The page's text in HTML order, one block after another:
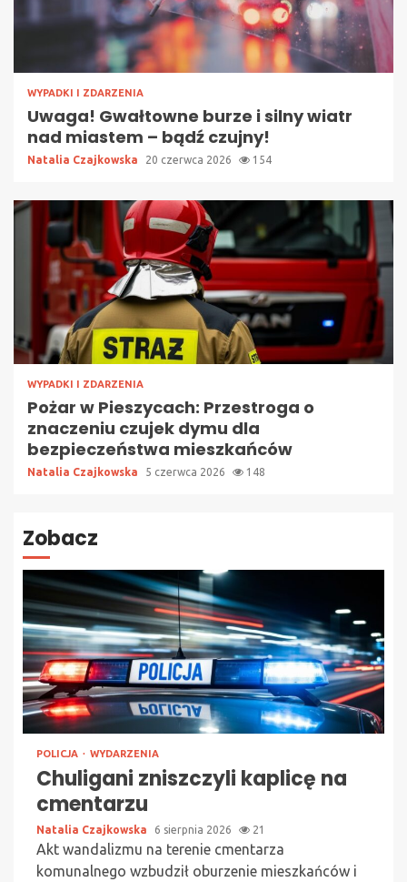
WYPADKI I ZDARZENIA
Uwaga! Gwałtowne burze i silny wiatr
nad miastem – bądź czujny!
Natalia Czajkowska 20 czerwca 2026 154
WYPADKI I ZDARZENIA
Pożar w Pieszycach: Przestroga o
znaczeniu czujek dymu dla
bezpieczeństwa mieszkańców
Natalia Czajkowska 5 czerwca 2026 148
Zobacz
POLICJA WYDARZENIA
Chuligani zniszczyli kaplicę na
cmentarzu
Natalia Czajkowska 6 sierpnia 2026 21
Akt wandalizmu na terenie cmentarza
komunalnego wzbudził oburzenie mieszkańców i